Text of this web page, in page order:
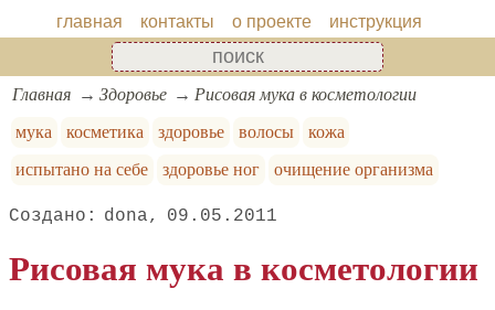
главная контакты о проекте инструкция
Главная Здоровье
Рисовая мука в косметологии
мука
косметика здоровье волосы
кожа
испытано на себе
здоровье ног очищение организма
dona 09.05.2011
Рисовая мука в косметологии